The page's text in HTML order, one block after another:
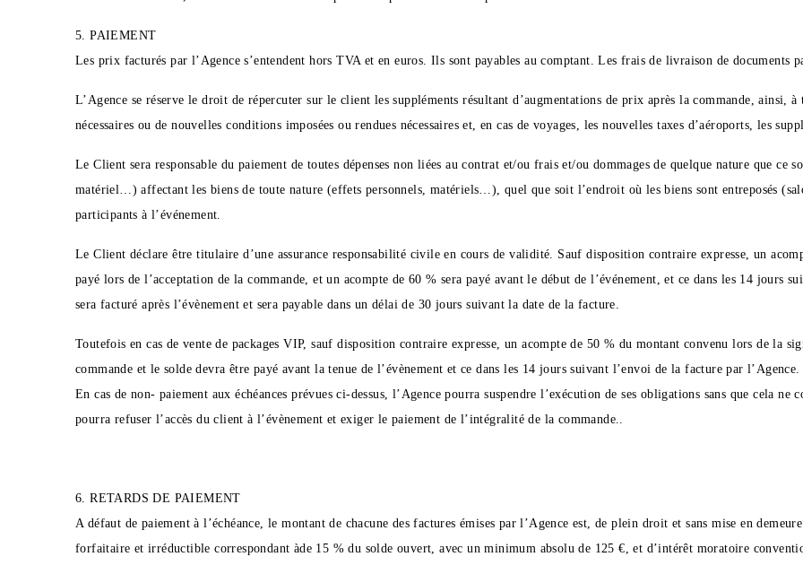
5. PAIEMENT
Les prix facturés par l’Agence s’entendent hors TVA et en euros. Ils sont payables au comptant. Les frais de livraison de documents
L’Agence se réserve le droit de répercuter sur le client les suppléments résultant d’augmentations de prix après la commande, ainsi,
nécessaires ou de nouvelles conditions imposées ou rendues nécessaires et, en cas de voyages, les nouvelles taxes d’aéroports, les
Le Client sera responsable du paiement de toutes dépenses non liées au contrat et/ou frais et/ou dommages de quelque nature que
matériel…) affectant les biens de toute nature (effets personnels, matériels…), quel que soit l’endroit où les biens sont entreposés
participants à l’événement.
Le Client déclare être titulaire d’une assurance responsabilité civile en cours de validité. Sauf disposition contraire expresse, un
payé lors de l’acceptation de la commande, et un acompte de 60 % sera payé avant le début de l’événement, et ce dans les 14 jours
sera facturé après l’évènement et sera payable dans un délai de 30 jours suivant la date de la facture.
Toutefois en cas de vente de packages VIP, sauf disposition contraire expresse, un acompte de 50 % du montant convenu lors de la
commande et le solde devra être payé avant la tenue de l’évènement et ce dans les 14 jours suivant l’envoi de la facture par l’Agence.
En cas de non- paiement aux échéances prévues ci-dessus, l’Agence pourra suspendre l’exécution de ses obligations sans que cela
pourra refuser l’accès du client à l’évènement et exiger le paiement de l’intégralité de la commande..
6. RETARDS DE PAIEMENT
A défaut de paiement à l’échéance, le montant de chacune des factures émises par l’Agence est, de plein droit et sans mise en
forfaitaire et irréductible correspondant àde 15 % du solde ouvert, avec un minimum absolu de 125 €, et d’intérêt moratoire